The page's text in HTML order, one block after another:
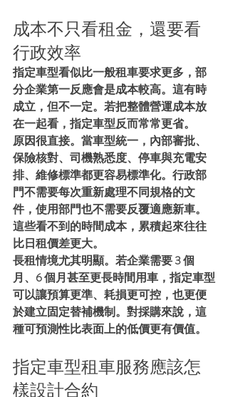
成本不只看租金，還要看
行政效率
指定車型看似比一般租車要求更多，部
分企業第一反應會是成本較高。這有時
成立，但不一定。若把整體營運成本放
在一起看，指定車型反而常常更省。
原因很直接。當車型統一，內部審批、
保險核對、司機熟悉度、停車與充電安
排、維修標準都更容易標準化。行政部
門不需要每次重新處理不同規格的文
件，使用部門也不需要反覆適應新車。
這些看不到的時間成本，累積起來往往
比日租價差更大。
長租情境尤其明顯。若企業需要 3 個
月、6 個月甚至更長時間用車，指定車型
可以讓預算更準、耗損更可控，也更便
於建立固定替補機制。對採購來說，這
種可預測性比表面上的低價更有價值。
指定車型租車服務應該怎
樣設計合約